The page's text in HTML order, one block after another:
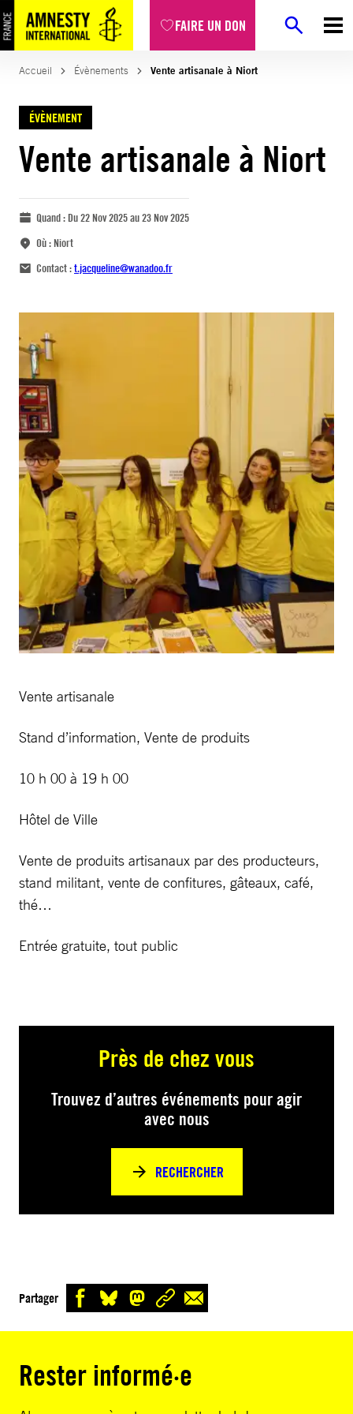
FAIRE UN DON
Accueil Évènements Vente artisanale à Niort
ÉVÈNEMENT
Vente artisanale à Niort
Quand :Du 22 Nov 2025 au 23 Nov 2025
Où :Niort
Contact :t.jacqueline@wanadoo.fr
Vente artisanale
Stand d’information, Vente de produits
10 h 00 à 19 h 00
Hôtel de Ville
Vente de produits artisanaux par des producteurs,
stand militant, vente de confitures, gâteaux, café,
thé…
Entrée gratuite, tout public
Près de chez vous
Trouvez d’autres événements pour agir
avec nous
RECHERCHER
Partager
Rester informé·e